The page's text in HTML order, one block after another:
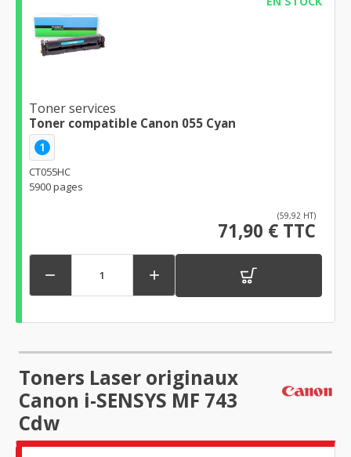
Toner services
Toner compatible Canon 055 Cyan
1
CT055HC
5900 pages
(59,92 HT)
71,90 € TTC
 
Toners Laser originaux
Canon i-SENSYS MF 743
Cdw